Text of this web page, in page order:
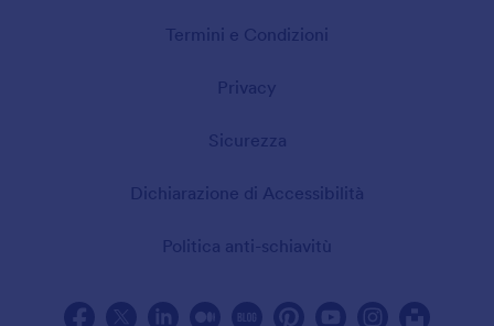
Termini e Condizioni
Privacy
Sicurezza
Dichiarazione di Accessibilità
Politica anti-schiavitù